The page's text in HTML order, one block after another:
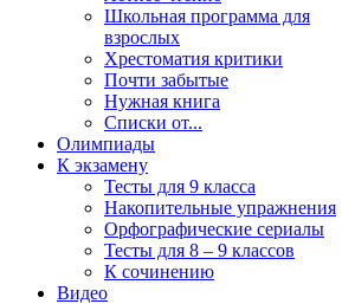
Школьная программа для
взрослых
Хрестоматия критики
Почти забытые
Нужная книга
Списки от...
Олимпиады
К экзамену
Тесты для 9 класса
Накопительные упражнения
Орфографические сериалы
Тесты для 8 – 9 классов
К сочинению
Видео